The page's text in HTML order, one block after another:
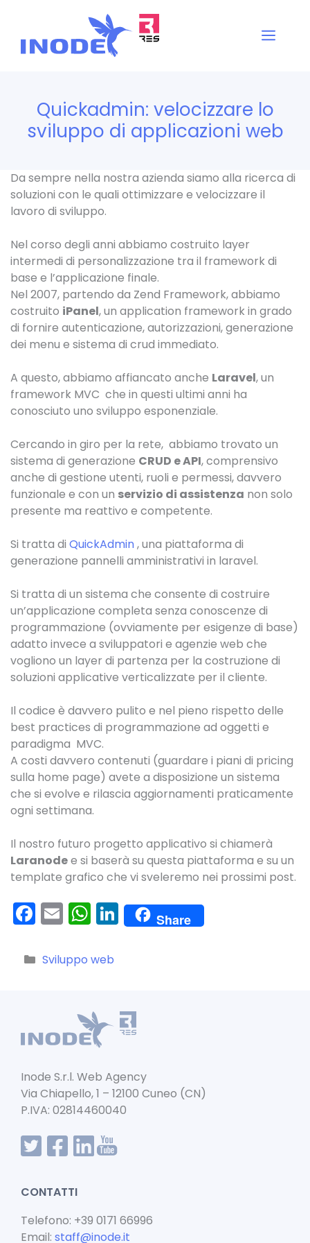
contenuto
Quickadmin: velocizzare lo
sviluppo di applicazioni web
Da sempre nella nostra azienda siamo alla ricerca di
soluzioni con le quali ottimizzare e velocizzare il
lavoro di sviluppo.
Nel corso degli anni abbiamo costruito layer
intermedi di personalizzazione tra il framework di
base e l’applicazione finale.
Nel 2007, partendo da Zend Framework, abbiamo
costruito iPanel, un application framework in grado
di fornire autenticazione, autorizzazioni, generazione
dei menu e sistema di crud immediato.
A questo, abbiamo affiancato anche Laravel, un
framework MVC che in questi ultimi anni ha
conosciuto uno sviluppo esponenziale.
Cercando in giro per la rete, abbiamo trovato un
sistema di generazione CRUD e API, comprensivo
anche di gestione utenti, ruoli e permessi, davvero
funzionale e con un servizio di assistenza non solo
presente ma reattivo e competente.
Si tratta di QuickAdmin, una piattaforma di
generazione pannelli amministrativi in laravel.
Si tratta di un sistema che consente di costruire
un’applicazione completa senza conoscenze di
programmazione (ovviamente per esigenze di base)
adatto invece a sviluppatori e agenzie web che
vogliono un layer di partenza per la costruzione di
soluzioni applicative verticalizzate per il cliente.
Il codice è davvero pulito e nel pieno rispetto delle
best practices di programmazione ad oggetti e
paradigma MVC.
A costi davvero contenuti (guardare i piani di pricing
sulla home page) avete a disposizione un sistema
che si evolve e rilascia aggiornamenti praticamente
ogni settimana.
Il nostro futuro progetto applicativo si chiamerà
Laranodee si baserà su questa piattaforma e su un
template grafico che vi sveleremo nei prossimi post.
F
c
o
o
k
E
ai
W
a
p
p
Li
n
n
Share
Categorie
Sviluppo web
Inode S.r.l. Web Agency
Via Chiapello, 1 – 12100 Cuneo (CN)
P.IVA: 02814460040
CONTATTI
Telefono: +39 0171 66996
Email: staff@inode.it